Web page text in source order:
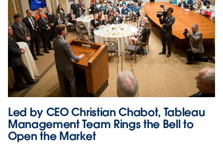
Led by CEO Christian Chabot, Tableau
Management Team Rings the Bell to
Open the Market